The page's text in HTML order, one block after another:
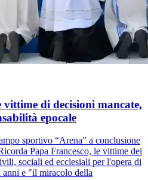
di decisioni mancate,
epocale
sportivo “Arena” a conclusione
Papa Francesco, le vittime dei
sociali ed ecclesiali per l'opera di
anni e "il miracolo della